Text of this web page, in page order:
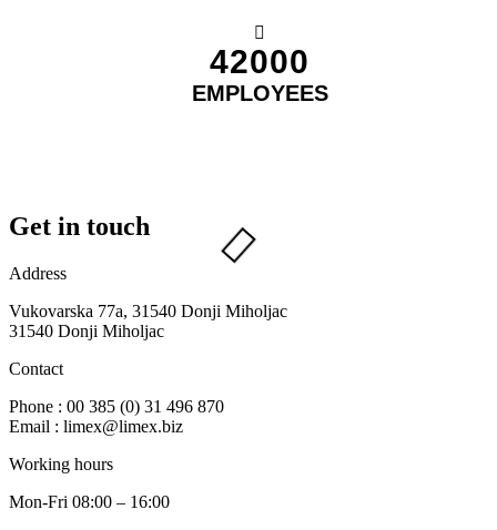
42000
EMPLOYEES
Get in touch
Address
Vukovarska 77a, 31540 Donji Miholjac
31540 Donji Miholjac
Contact
Phone : 00 385 (0) 31 496 870
Email : limex@limex.biz
Working hours
Mon-Fri 08:00 – 16:00